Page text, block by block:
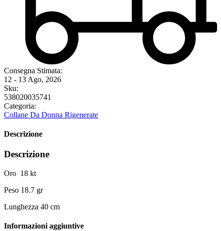
Consegna Stimata:
12 - 13 Ago, 2026
Sku:
538020035741
Categoria:
Collane Da Donna Rigenerate
Descrizione
Descrizione
Oro 18 kt
Peso 18.7 gr
Lunghezza 40 cm
Informazioni aggiuntive